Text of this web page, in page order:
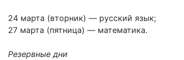
24 марта (вторник) — русский язык;
27 марта (пятница) — математика.
Резервные дни